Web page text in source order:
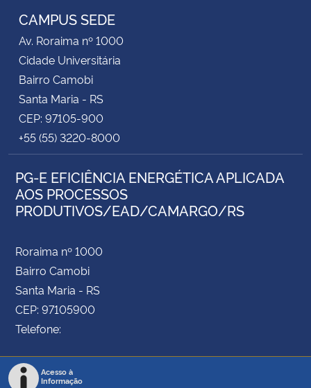
CAMPUS SEDE
Av. Roraima nº 1000
Cidade Universitária
Bairro Camobi
Santa Maria - RS
CEP: 97105-900
+55 (55) 3220-8000
PG-E EFICIÊNCIA ENERGÉTICA APLICADA
AOS PROCESSOS
PRODUTIVOS/EAD/CAMARGO/RS
Roraima nº 1000
Bairro Camobi
Santa Maria - RS
CEP: 97105900
Telefone:
Acesso à
Informação